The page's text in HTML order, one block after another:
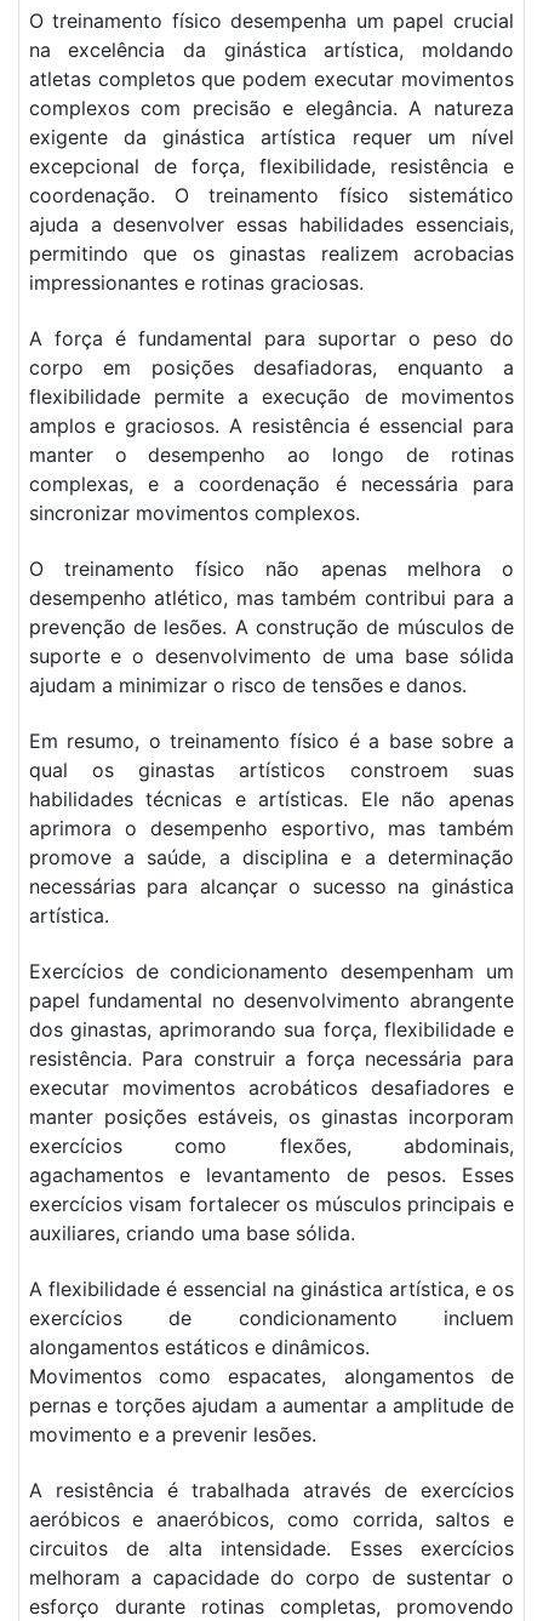
O treinamento físico desempenha um papel crucial
na excelência da ginástica artística, moldando
atletas completos que podem executar movimentos
complexos com precisão e elegância. A natureza
exigente da ginástica artística requer um nível
excepcional de força, flexibilidade, resistência e
coordenação. O treinamento físico sistemático
ajuda a desenvolver essas habilidades essenciais,
permitindo que os ginastas realizem acrobacias
impressionantes e rotinas graciosas.
A força é fundamental para suportar o peso do
corpo em posições desafiadoras, enquanto a
flexibilidade permite a execução de movimentos
amplos e graciosos. A resistência é essencial para
manter o desempenho ao longo de rotinas
complexas, e a coordenação é necessária para
sincronizar movimentos complexos.
O treinamento físico não apenas melhora o
desempenho atlético, mas também contribui para a
prevenção de lesões. A construção de músculos de
suporte e o desenvolvimento de uma base sólida
ajudam a minimizar o risco de tensões e danos.
Em resumo, o treinamento físico é a base sobre a
qual os ginastas artísticos constroem suas
habilidades técnicas e artísticas. Ele não apenas
aprimora o desempenho esportivo, mas também
promove a saúde, a disciplina e a determinação
necessárias para alcançar o sucesso na ginástica
artística.
Exercícios de condicionamento desempenham um
papel fundamental no desenvolvimento abrangente
dos ginastas, aprimorando sua força, flexibilidade e
resistência. Para construir a força necessária para
executar movimentos acrobáticos desafiadores e
manter posições estáveis, os ginastas incorporam
exercícios como flexões, abdominais,
agachamentos e levantamento de pesos. Esses
exercícios visam fortalecer os músculos principais e
auxiliares, criando uma base sólida.
A flexibilidade é essencial na ginástica artística, e os
exercícios de condicionamento incluem
alongamentos estáticos e dinâmicos.
Movimentos como espacates, alongamentos de
pernas e torções ajudam a aumentar a amplitude de
movimento e a prevenir lesões.
A resistência é trabalhada através de exercícios
aeróbicos e anaeróbicos, como corrida, saltos e
circuitos de alta intensidade. Esses exercícios
melhoram a capacidade do corpo de sustentar o
esforço durante rotinas completas, promovendo